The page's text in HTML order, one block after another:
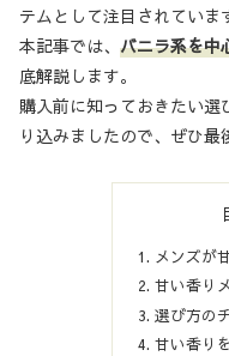
テムとして注目されていま
本記事では、 バニラ系を中
底解説します。
購入前に知っておきたい
り込みましたので、ぜひ最
メンズが
甘い香り
選び方の
甘い香り